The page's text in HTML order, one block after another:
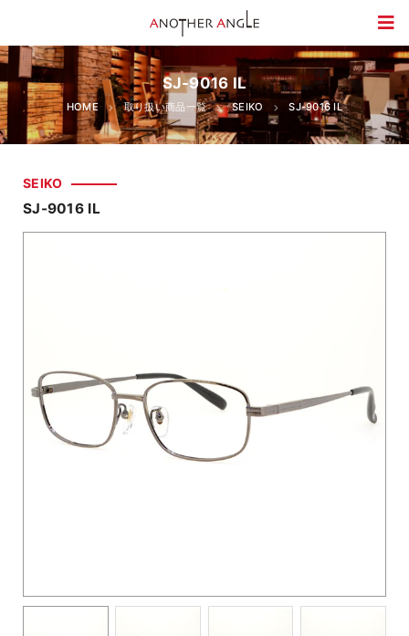
SJ-9016 IL
HOME 取り扱い商品一覧 SEIKO SJ-9016 IL
SEIKO
SJ-9016 IL